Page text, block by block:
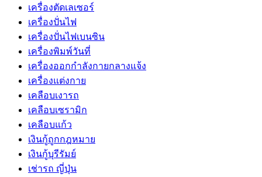
เครื่องตัดเลเซอร์
เครื่องปั่นไฟ
เครื่องปั่นไฟเบนซิน
เครื่องพิมพ์วันที่
เครื่องออกกำลังกายกลางแจ้ง
เครื่องแต่งกาย
เคลือบเงารถ
เคลือบเซรามิก
เคลือบแก้ว
เงินกู้ถูกกฎหมาย
เงินกู้บุรีรัมย์
เช่ารถ ญี่ปุ่น